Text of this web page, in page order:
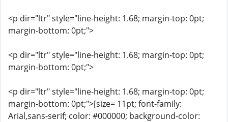
<p dir="ltr" style="line-height: 1.68; margin-top: 0pt;
margin-bottom: 0pt;">
<p dir="ltr" style="line-height: 1.68; margin-top: 0pt;
margin-bottom: 0pt;">
<p dir="ltr" style="line-height: 1.68; margin-top: 0pt;
margin-bottom: 0pt;">[size= 11pt; font-family:
Arial,sans-serif; color: #000000; background-color: